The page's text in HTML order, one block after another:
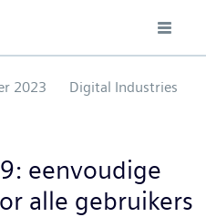
2023
Digital Industries
eenvoudige
alle gebruikers